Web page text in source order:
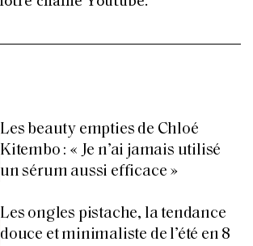
Les beauty empties de Chloé
Kitembo : « Je n’ai jamais utilisé
un sérum aussi efficace »
Les ongles pistache, la tendance
douce et minimaliste de l’été en 8